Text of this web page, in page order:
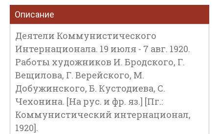
Описание
Деятели Коммунистического
Интернационала. 19 июля - 7 авг. 1920.
Работы художников И. Бродского, Г.
Вещилова, Г. Верейского, М.
Добужинского, Б. Кустодиева, С.
Чехонина. [На рус. и фр. яз.] [Пг.:
Коммунистический интернационал,
1920].